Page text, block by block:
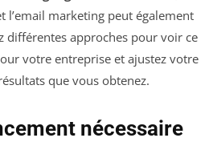
l’email marketing peut également
différentes approches pour voir ce
votre entreprise et ajustez votre
que vous obtenez.
nécessaire